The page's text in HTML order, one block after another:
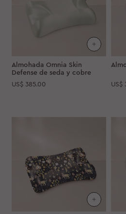
Almohada Omnia Skin
Defense de seda y cobre
US$ 385.00 US$